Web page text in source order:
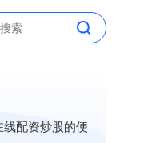
配资炒股的便